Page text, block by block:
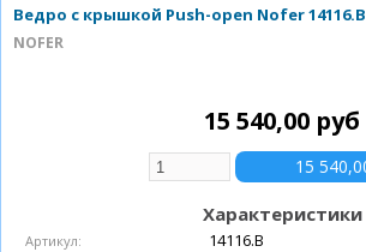
Ведро с крышкой Push-open Nofer 14116.B
NOFER
15 540,00 руб
Характеристики
Артикул: 14116.B